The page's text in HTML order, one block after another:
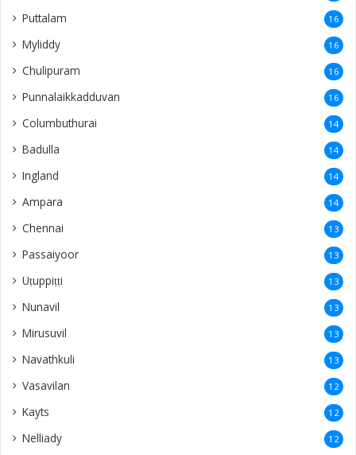
Puttalam 16
Myliddy 16
Chulipuram 16
Punnalaikkadduvan 16
Columbuthurai 14
Badulla 14
Ingland 14
Ampara 14
Chennai 13
Passaiyoor 13
Uṭuppiṭṭi 13
Nunavil 13
Mirusuvil 13
Navathkuli 13
Vasavilan 12
Kayts 12
Nelliady 12